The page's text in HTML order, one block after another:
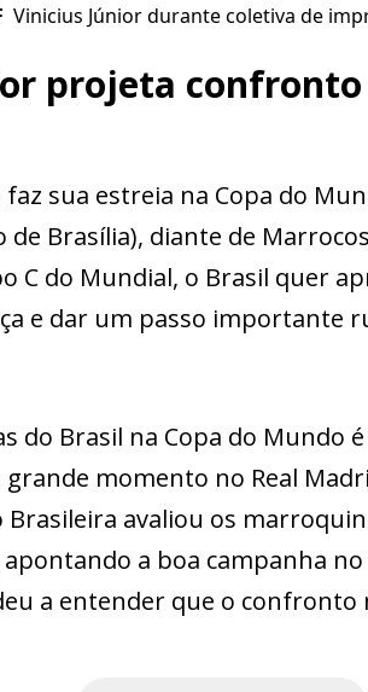
Vinicius Júnior durante coletiva de
projeta
faz sua estreia na Copa do
de Brasília), diante de
C do Mundial, o Brasil quer
e dar um passo importante
do Brasil na Copa do Mundo
grande momento no Real
Brasileira avaliou os
a boa campanha no
a entender que o confronto